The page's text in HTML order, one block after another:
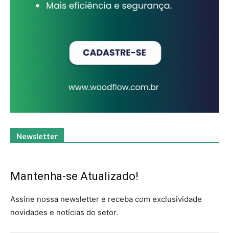
Newsletter
Mantenha-se Atualizado!
Assine nossa newsletter e receba com exclusividade
novidades e notícias do setor.